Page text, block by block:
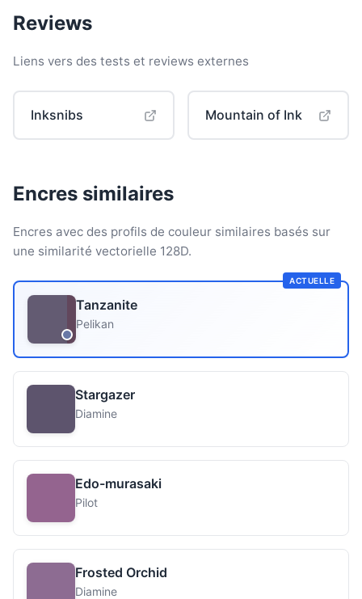
Reviews
Liens vers des tests et reviews externes
Inksnibs Mountain of Ink
Encres similaires
Encres avec des profils de couleur similaires basés sur
une similarité vectorielle 128D.
ACTUELLE
Tanzanite
Pelikan
Stargazer
Diamine
Edo-murasaki
Pilot
Frosted Orchid
Diamine